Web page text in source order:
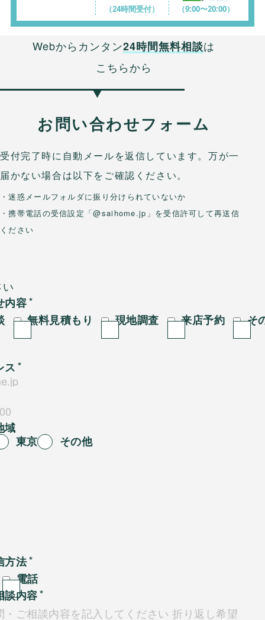
（24時間受付） （9:00〜20:00）
Webからカンタン24時間無料相談は
こちらから
お問い合わせフォーム
受付完了時に自動メールを返信しています。万が一
届かない場合は以下をご確認ください。
・迷惑メールフォルダに振り分けられていないか
・携帯電話の受信設定「@saihome.jp」を受信許可して再送信
ください
内容
無料見積もり 現地調査 来店予約 そ
ス
域
東京
その他
方法
電話
談内容